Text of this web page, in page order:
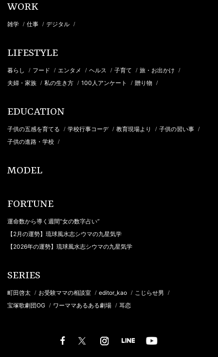
WORK
雑学 / 仕事 / デジタル /
LIFESTYLE
暮らし / フード / エンタメ / ヘルス / 子育て / 旅・お出かけ /
夫婦・家族 / 私の生き方 / 100人アンケート / 贈り物 /
EDUCATION
子供の五感を育てる / 学校行事コーデ / 教育現場より / 子供の習い事 /
子供の進路・学校 /
MODEL
FORTUNE
運命数から導く週間“女の数字占い”
【2月の運勢】琉球風水志シウマの九星気学
【2026年の運勢】琉球風水志シウマの九星気学
SERIES
町田啓太 / お受験ママの相談室 / editor_kao / こじらせ男 /
宝塚歌劇団OG / ワーママあるある劇場 / 耳恋